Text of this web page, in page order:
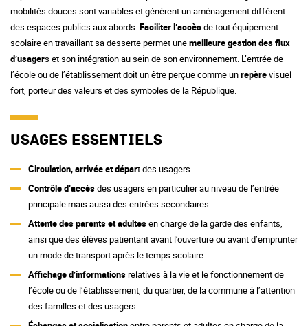
mobilités douces sont variables et génèrent un aménagement différent
des espaces publics aux abords.Faciliter l’accèsde tout équipement
scolaire en travaillant sa desserte permet unemeilleure gestion des flux
d’usagers et son intégration au sein de son environnement. L’entrée de
l’école ou de l’établissement doit un être perçue comme unrepèrevisuel
fort, porteur des valeurs et des symboles de la République.
Usages essentiels
Circulation, arrivée et départ des usagers.
Contrôle d’accèsdes usagers en particulier au niveau de l’entrée
principale mais aussi des entrées secondaires.
Attente des parents et adultesen charge de la garde des enfants,
ainsi que des élèves patientant avant l’ouverture ou avant d’emprunter
un mode de transport après le temps scolaire.
Affichage d’informationsrelatives à la vie et le fonctionnement de
l’école ou de l’établissement, du quartier, de la commune à l’attention
des familles et des usagers.